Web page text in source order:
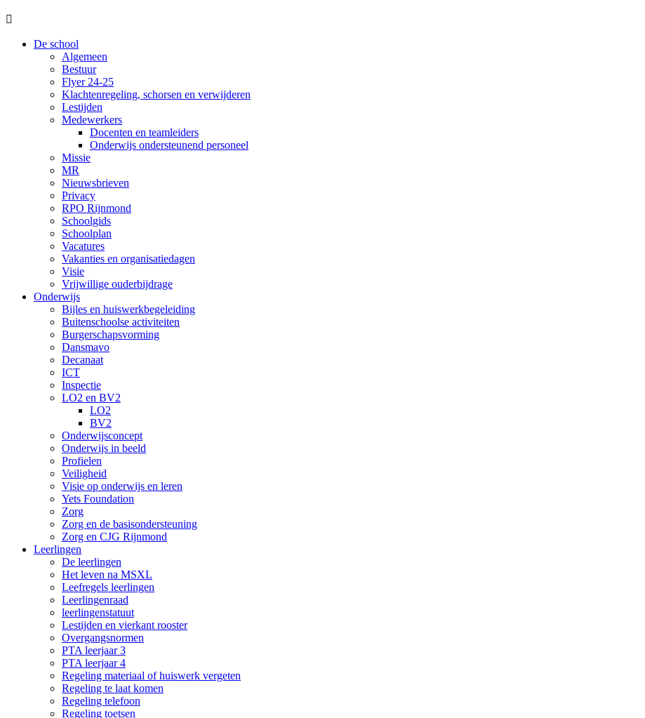

De school
Algemeen
Bestuur
Flyer 24-25
Klachtenregeling, schorsen en verwijderen
Lestijden
Medewerkers
Docenten en teamleiders
Onderwijs ondersteunend personeel
Missie
MR
Nieuwsbrieven
Privacy
RPO Rijnmond
Schoolgids
Schoolplan
Vacatures
Vakanties en organisatiedagen
Visie
Vrijwillige ouderbijdrage
Onderwijs
Bijles en huiswerkbegeleiding
Buitenschoolse activiteiten
Burgerschapsvorming
Dansmavo
Decanaat
ICT
Inspectie
LO2 en BV2
LO2
BV2
Onderwijsconcept
Onderwijs in beeld
Profielen
Veiligheid
Visie op onderwijs en leren
Yets Foundation
Zorg
Zorg en de basisondersteuning
Zorg en CJG Rijnmond
Leerlingen
De leerlingen
Het leven na MSXL
Leefregels leerlingen
Leerlingenraad
leerlingenstatuut
Lestijden en vierkant rooster
Overgangsnormen
PTA leerjaar 3
PTA leerjaar 4
Regeling materiaal of huiswerk vergeten
Regeling te laat komen
Regeling telefoon
Regeling toetsen